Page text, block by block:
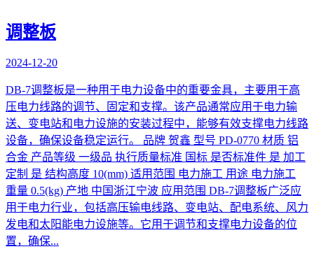
调整板
2024-12-20
DB-7调整板是一种用于电力设备中的重要金具，主要用于高
压电力线路的调节、固定和支撑。该产品通常应用于电力输
送、变电站和电力设施的安装过程中，能够有效支撑电力线路
设备，确保设备稳定运行。 品牌 贺鑫 型号 PD-0770 材质 铝
合金 产品等级 一级品 执行质量标准 国标 是否标准件 是 加工
定制 是 结构高度 10(mm) 适用范围 电力施工 用途 电力施工
重量 0.5(kg) 产地 中国浙江宁波 应用范围 DB-7调整板广泛应
用于电力行业，包括高压输电线路、变电站、配电系统、风力
发电和太阳能电力设施等。它用于调节和支撑电力设备的位
置，确保...